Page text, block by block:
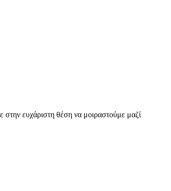
στην ευχάριστη θέση να μοιραστούμε μαζί